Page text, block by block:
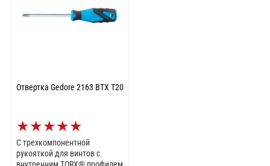
Отвертка Gedore 2163 BTX T20
★★★★★
С трехкомпонентной
рукояткой для винтов с
внутренним TORX® профилем